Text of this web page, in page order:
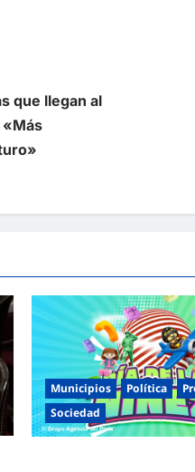
que llegan al
Municipios Política
Sociedad